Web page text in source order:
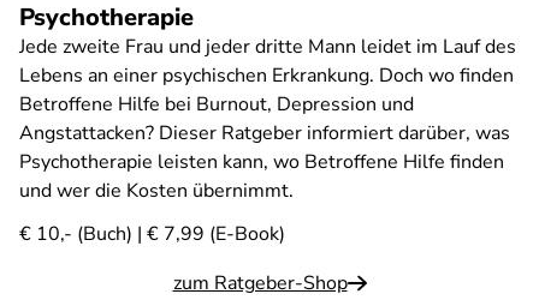
Psychotherapie
Jede zweite Frau und jeder dritte Mann leidet im Lauf des
Lebens an einer psychischen Erkrankung. Doch wo finden
Betroffene Hilfe bei Burnout, Depression und
Angstattacken? Dieser Ratgeber informiert darüber, was
Psychotherapie leisten kann, wo Betroffene Hilfe finden
und wer die Kosten übernimmt.
€ 10,- (Buch) | € 7,99 (E-Book)
zum Ratgeber-Shop